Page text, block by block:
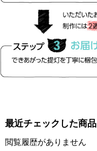
最近チェックした商品
閲覧履歴がありません